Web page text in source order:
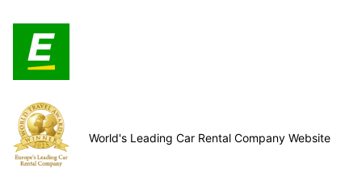
World's Leading Car Rental Company Website